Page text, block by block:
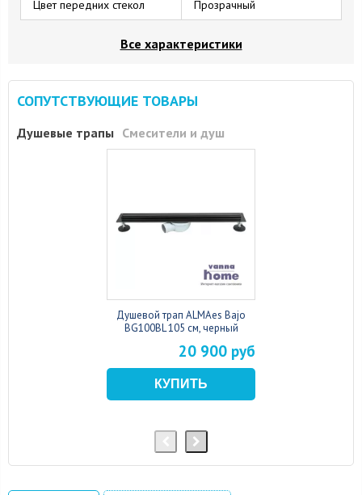
Цвет передних стекол Прозрачный
Все характеристики
СОПУТСТВУЮЩИЕ ТОВАРЫ
Душевые трапы Смесители и душ
Душевой трап ALMAes Bajo
BG100BL 105 см, черный
20 900 руб